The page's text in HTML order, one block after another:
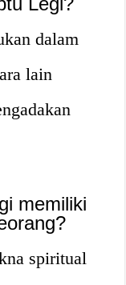
dalam
lain
memiliki
spiritual